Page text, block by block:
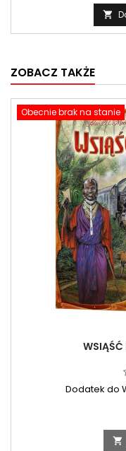

ZOBACZ TAKŻE
Obecnie brak na stanie
WSIĄŚĆ
Dodatek do
